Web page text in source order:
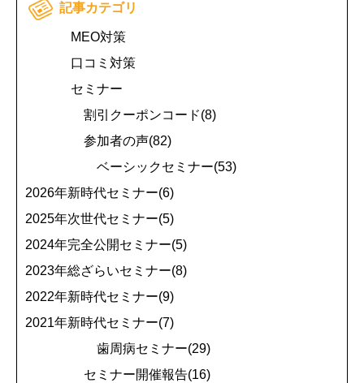
記事カテゴリ
MEO対策
口コミ対策
セミナー
割引クーポンコード(8)
参加者の声(82)
ベーシックセミナー(53)
2026年新時代セミナー(6)
2025年次世代セミナー(5)
2024年完全公開セミナー(5)
2023年総ざらいセミナー(8)
2022年新時代セミナー(9)
2021年新時代セミナー(7)
歯周病セミナー(29)
セミナー開催報告(16)